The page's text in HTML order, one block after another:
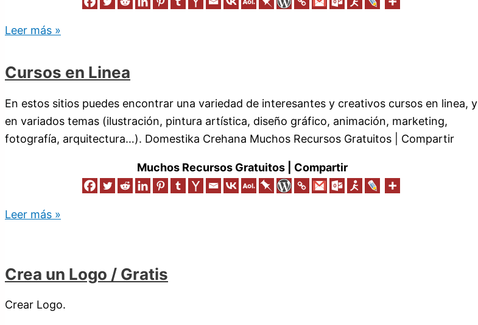
Leer más »
Cursos en Linea
En estos sitios puedes encontrar una variedad de interesantes y creativos cursos en linea, y
en variados temas (ilustración, pintura artística, diseño gráfico, animación, marketing,
fotografía, arquitectura…). Domestika Crehana Muchos Recursos Gratuitos | Compartir
Muchos Recursos Gratuitos | Compartir
Leer más »
Crea un Logo / Gratis
Crear Logo.